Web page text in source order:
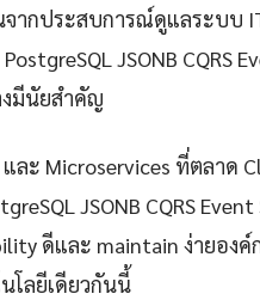
จากประสบการณ์ดูแลระบบ
JSONB
มีนัยสำคัญ
ละ Microservices ที่ตลาด
JSONB CQRS
ดีและ maintain ง่ายอง
โลยีเดียวกันนี้